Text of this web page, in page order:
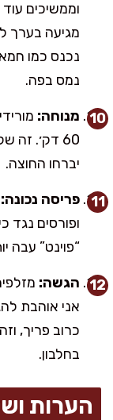
נכנס כמו
נמס בפה.
מנוחה:
60 דק׳.
יברחו החוצה.
פריסה נכונה:
ופורסים נגד
“פוינט” עבה
הגשה:
אני אוהבת
כרוב פריך,
בחלבון.
הערות